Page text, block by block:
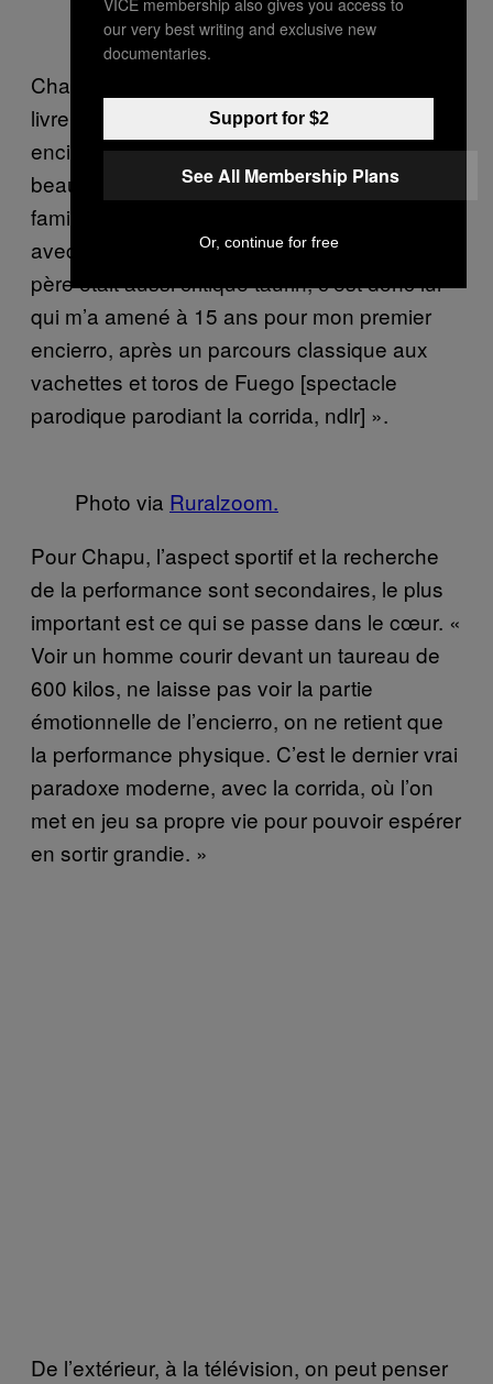
Chapu Apaolaza est journaliste et auteur du
livre 7 de Julio, qui raconte les coulisses des
encierros de Pampelune. « Comme
beaucoup de coureurs, je suis né dans une
famille où la tauromachie est omniprésente,
avec plusieurs générations de coureurs. Mon
père était aussi critique taurin, c’est donc lui
qui m’a amené à 15 ans pour mon premier
encierro, après un parcours classique aux
vachettes et toros de Fuego [spectacle
parodique parodiant la corrida, ndlr] ».
Photo via Ruralzoom.
Pour Chapu, l’aspect sportif et la recherche
de la performance sont secondaires, le plus
important est ce qui se passe dans le cœur. «
Voir un homme courir devant un taureau de
600 kilos, ne laisse pas voir la partie
émotionnelle de l’encierro, on ne retient que
la performance physique. C’est le dernier vrai
paradoxe moderne, avec la corrida, où l’on
met en jeu sa propre vie pour pouvoir espérer
en sortir grandie. »
De l’extérieur, à la télévision, on peut penser
our very best writing and exclusive new
documentaries.
Support for $2
See All Membership Plans
Or, continue for free